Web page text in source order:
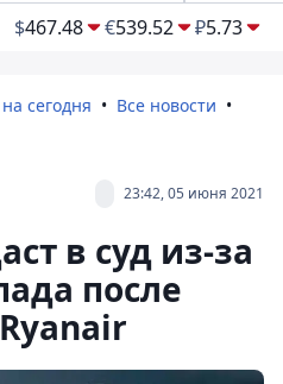
$467.48 €539.52 ₽5.73
сегодня
Все новости
23:42, 05 июня 2021
в суд из-за
после